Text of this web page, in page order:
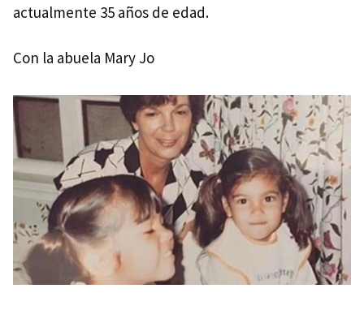
actualmente 35 años de edad.
Con la abuela Mary Jo